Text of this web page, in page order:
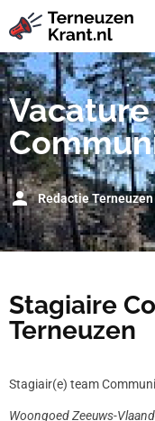
Redactie Terneuzen
Stagiaire
Terneuzen
Stagiair(e) team
Woongoed Zeeuws-